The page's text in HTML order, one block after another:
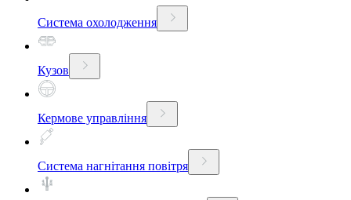
Система охолодження
Кузов
Кермове управління
Система нагнітання повітря